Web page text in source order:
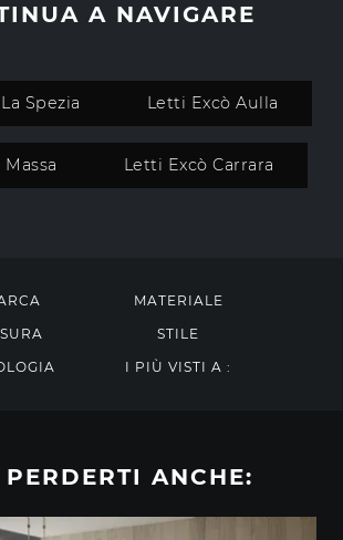
A NAVIGARE
Spezia Letti Excò Aulla
Letti Excò Carrara
MATERIALE
STILE
I PIÙ VISTI A :
ANCHE: